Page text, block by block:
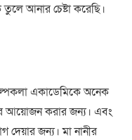
তুলেআনারচেষ্টাকরেছি।
একাডেমিকেঅনেক
আয়োজনকরারজন্য। এবং
দেয়ারজন্য। মানানীর